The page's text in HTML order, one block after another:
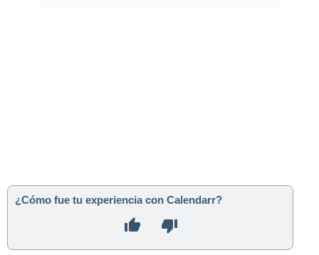
¿Cómo fue tu experiencia con Calendarr?